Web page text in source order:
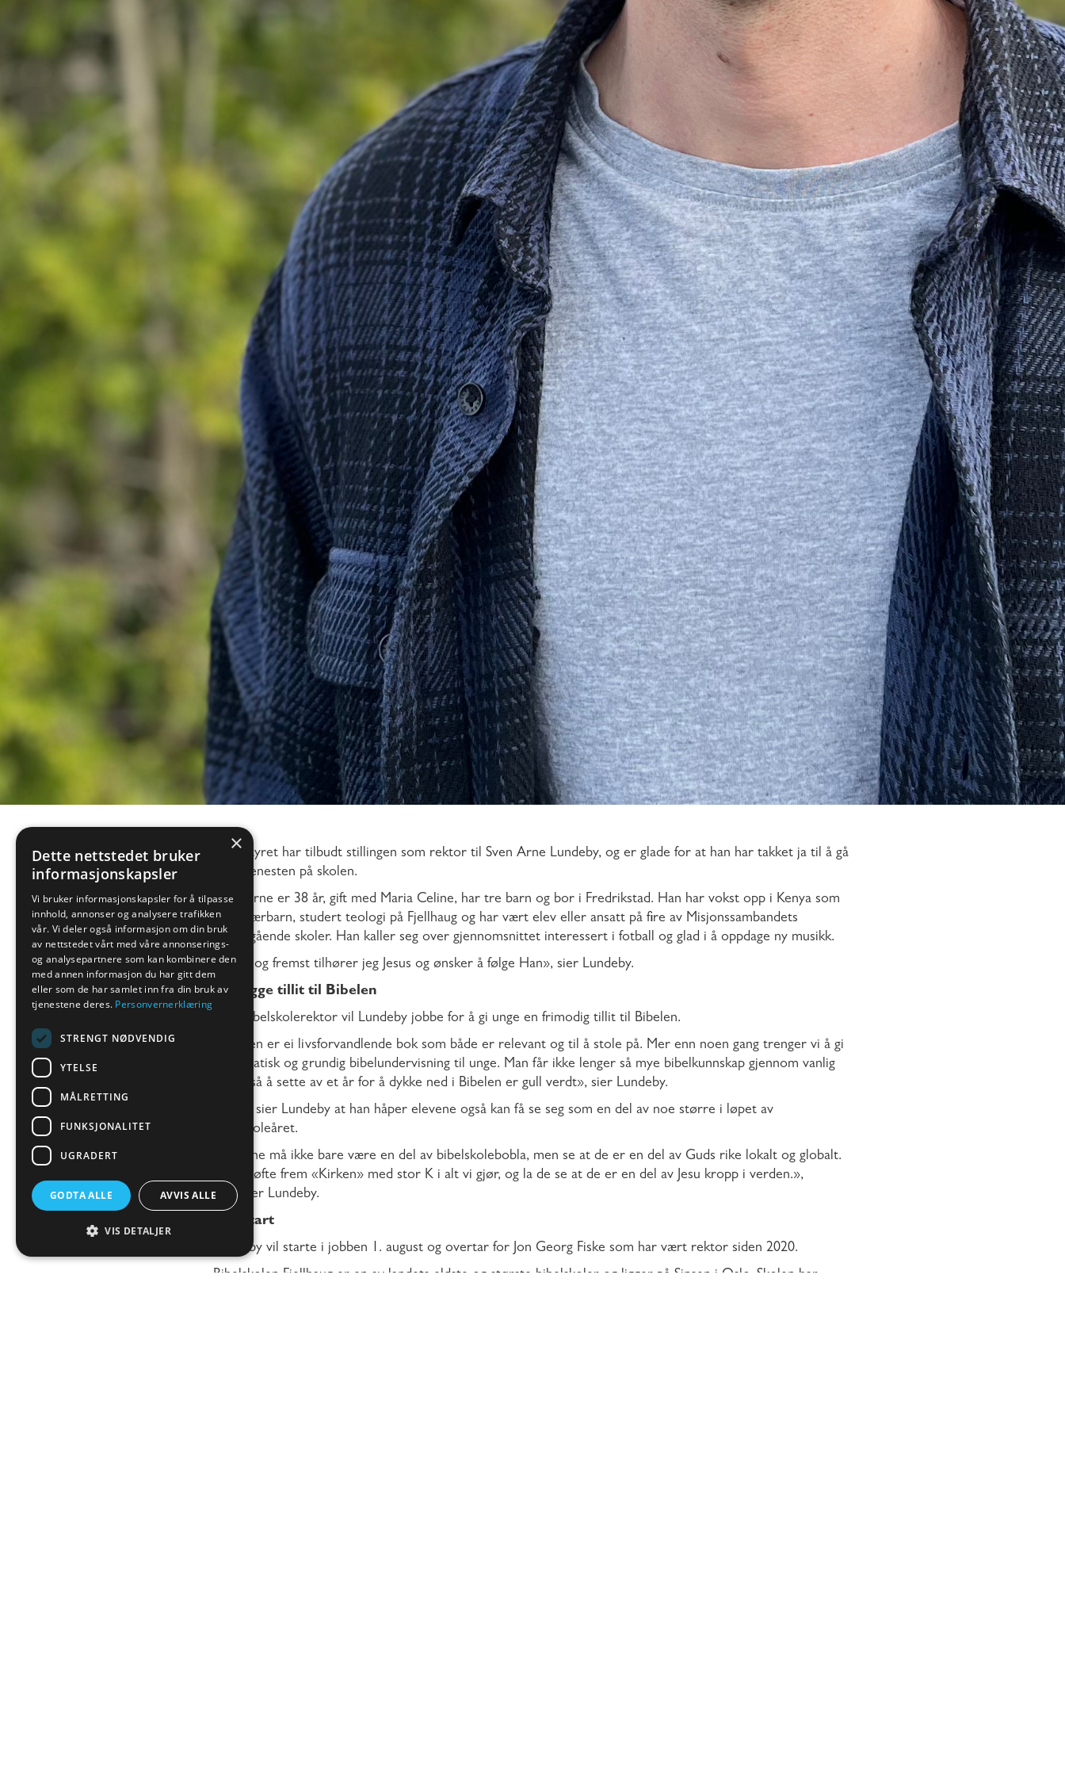
Skolestyret har tilbudt stillingen som rektor til Sven Arne Lundeby, og er glade for at han har takket ja til å gå
inn i tjenesten på skolen.
Sven Arne er 38 år, gift med Maria Celine, har tre barn og bor i Fredrikstad. Han har vokst opp i Kenya som
misjonærbarn, studert teologi på Fjellhaug og har vært elev eller ansatt på fire av Misjonssambandets
videregående skoler. Han kaller seg over gjennomsnittet interessert i fotball og glad i å oppdage ny musikk.
«Først og fremst tilhører jeg Jesus og ønsker å følge Han», sier Lundeby.
Vil bygge tillit til Bibelen
Som bibelskolerektor vil Lundeby jobbe for å gi unge en frimodig tillit til Bibelen.
«Bibelen er ei livsforvandlende bok som både er relevant og til å stole på. Mer enn noen gang trenger vi å gi
systematisk og grundig bibelundervisning til unge. Man får ikke lenger så mye bibelkunnskap gjennom vanlig
skole, så å sette av et år for å dykke ned i Bibelen er gull verdt», sier Lundeby.
Videre sier Lundeby at han håper elevene også kan få se seg som en del av noe større i løpet av
bibelskoleåret.
«Elevene må ikke bare være en del av bibelskolebobla, men se at de er en del av Guds rike lokalt og globalt.
Jeg vil løfte frem «Kirken» med stor K i alt vi gjør, og la de se at de er en del av Jesu kropp i verden.»,
avslutter Lundeby.
Oppstart
Lundeby vil starte i jobben 1. august og overtar for Jon Georg Fiske som har vært rektor siden 2020.
Bibelskolen Fjellhaug er en av landets eldste og største bibelskoler og ligger på Sinsen i Oslo. Skolen har
×
Dette nettstedet bruker
informasjonskapsler
Vi bruker informasjonskapsler for å tilpasse
innhold, annonser og analysere trafikken
vår. Vi deler også informasjon om din bruk
av nettstedet vårt med våre annonserings-
og analysepartnere som kan kombinere den
med annen informasjon du har gitt dem
eller som de har samlet inn fra din bruk av
tjenestene deres. Personvernerklæring
STRENGT NØDVENDIG
YTELSE
MÅLRETTING
FUNKSJONALITET
UGRADERT
GODTA ALLE AVVIS ALLE
VIS DETALJER